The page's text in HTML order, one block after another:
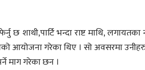
छ शाथी,पार्टि भन्दा राष्ट माथि,
आयोजना गरेका थिए । सो अवसरमा
माग गरेका छन ।